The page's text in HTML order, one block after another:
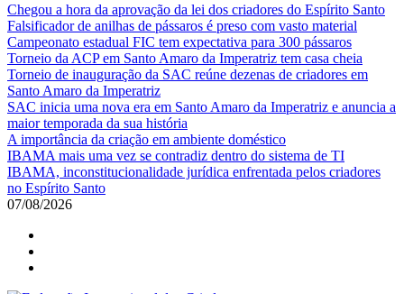
Chegou a hora da aprovação da lei dos criadores do Espírito Santo
Falsificador de anilhas de pássaros é preso com vasto material
Campeonato estadual FIC tem expectativa para 300 pássaros
Torneio da ACP em Santo Amaro da Imperatriz tem casa cheia
Torneio de inauguração da SAC reúne dezenas de criadores em
Santo Amaro da Imperatriz
SAC inicia uma nova era em Santo Amaro da Imperatriz e anuncia a
maior temporada da sua história
A importância da criação em ambiente doméstico
IBAMA mais uma vez se contradiz dentro do sistema de TI
IBAMA, inconstitucionalidade jurídica enfrentada pelos criadores
no Espírito Santo
07/08/2026